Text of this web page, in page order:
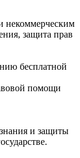
некоммерческим
защита прав
бесплатной
помощи
и защиты